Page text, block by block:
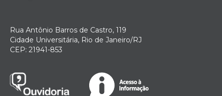
Rua Antônio Barros de Castro, 119
Cidade Universitária, Rio de Janeiro/RJ
CEP: 21941-853